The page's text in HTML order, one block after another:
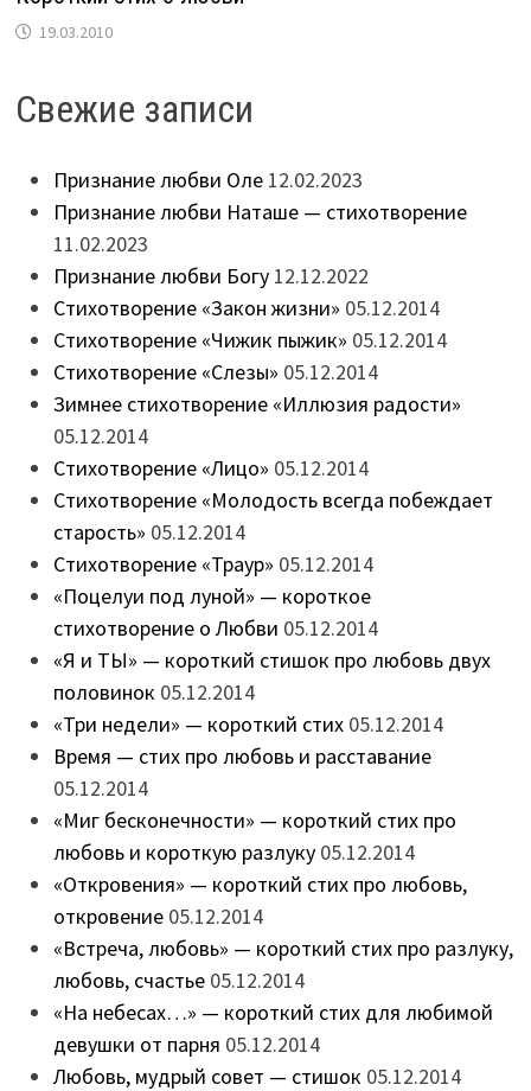
19.03.2010
Свежие записи
Признание любви Оле 12.02.2023
Признание любви Наташе — стихотворение
11.02.2023
Признание любви Богу 12.12.2022
Стихотворение «Закон жизни» 05.12.2014
Стихотворение «Чижик пыжик» 05.12.2014
Стихотворение «Слезы» 05.12.2014
Зимнее стихотворение «Иллюзия радости»
05.12.2014
Стихотворение «Лицо» 05.12.2014
Стихотворение «Молодость всегда побеждает
старость» 05.12.2014
Стихотворение «Траур» 05.12.2014
«Поцелуи под луной» — короткое
стихотворение о Любви 05.12.2014
«Я и ТЫ» — короткий стишок про любовь двух
половинок 05.12.2014
«Три недели» — короткий стих 05.12.2014
Время — стих про любовь и расставание
05.12.2014
«Миг бесконечности» — короткий стих про
любовь и короткую разлуку 05.12.2014
«Откровения» — короткий стих про любовь,
откровение 05.12.2014
«Встреча, любовь» — короткий стих про разлуку,
любовь, счастье 05.12.2014
«На небесах…» — короткий стих для любимой
девушки от парня 05.12.2014
Любовь, мудрый совет — стишок 05.12.2014